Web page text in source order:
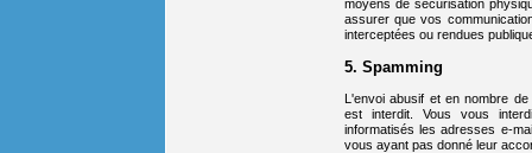
moyens de sécurisation
assurer que vos
interceptées ou rendues
5. Spamming
L'envoi abusif et en nombre
est interdit. Vous vous
informatisés les adresses e-
vous ayant pas donné leur